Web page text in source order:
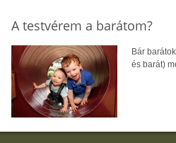
A testvérem a barátom?
Bár
és barát)